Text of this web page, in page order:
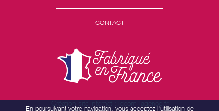
CONTACT
Création site internet : idcom-lagence.fr
En poursuivant votre navigation, vous acceptez l'utilisation de